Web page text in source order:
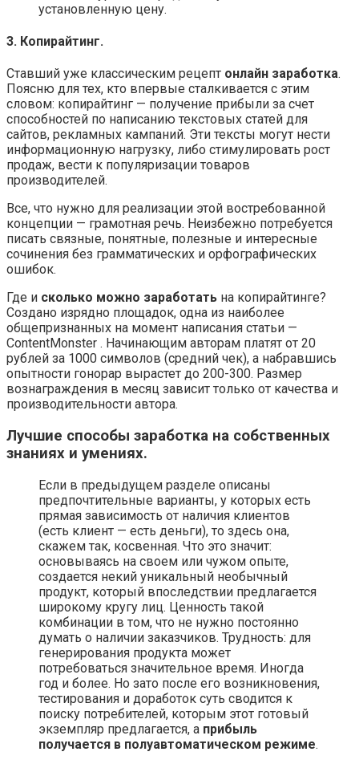
установленную цену.
3. Копирайтинг.
Ставший уже классическим рецепт онлайн заработка.
Поясню для тех, кто впервые сталкивается с этим
словом: копирайтинг — получение прибыли за счет
способностей по написанию текстовых статей для
сайтов, рекламных кампаний. Эти тексты могут нести
информационную нагрузку, либо стимулировать рост
продаж, вести к популяризации товаров
производителей.
Все, что нужно для реализации этой востребованной
концепции — грамотная речь. Неизбежно потребуется
писать связные, понятные, полезные и интересные
сочинения без грамматических и орфографических
ошибок.
Где и сколько можно заработать на копирайтинге?
Создано изрядно площадок, одна из наиболее
общепризнанных на момент написания статьи —
ContentMonster . Начинающим авторам платят от 20
рублей за 1000 символов (средний чек), а набравшись
опытности гонорар вырастет до 200-300. Размер
вознаграждения в месяц зависит только от качества и
производительности автора.
Лучшие способы заработка на собственных
знаниях и умениях.
Если в предыдущем разделе описаны
предпочтительные варианты, у которых есть
прямая зависимость от наличия клиентов
(есть клиент — есть деньги), то здесь она,
скажем так, косвенная. Что это значит:
основываясь на своем или чужом опыте,
создается некий уникальный необычный
продукт, который впоследствии предлагается
широкому кругу лиц. Ценность такой
комбинации в том, что не нужно постоянно
думать о наличии заказчиков. Трудность: для
генерирования продукта может
потребоваться значительное время. Иногда
год и более. Но зато после его возникновения,
тестирования и доработок суть сводится к
поиску потребителей, которым этот готовый
экземпляр предлагается, а прибыль
получается в полуавтоматическом режиме.